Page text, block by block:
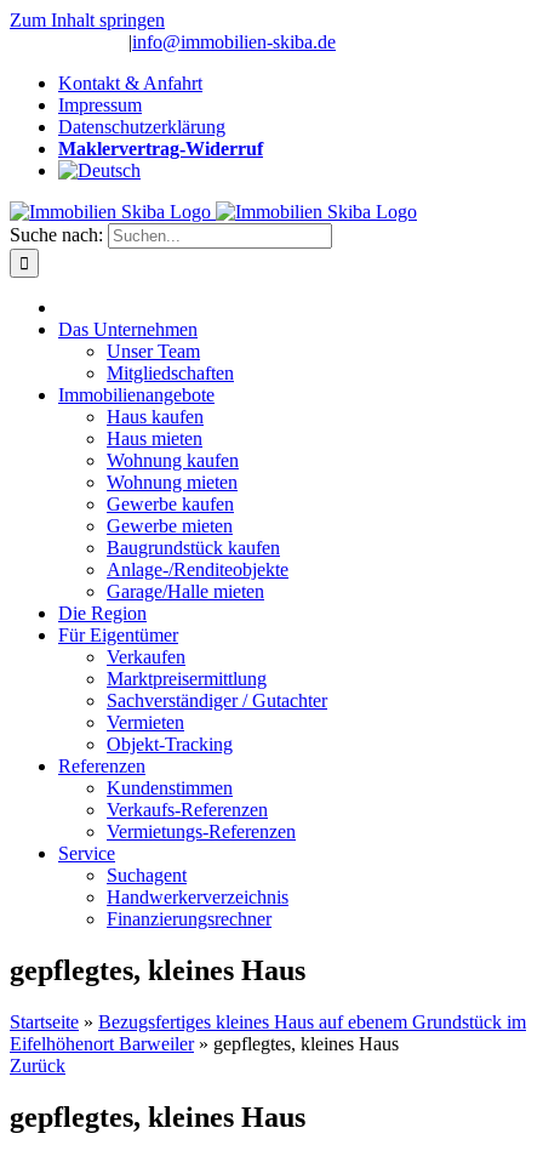
Zum Inhalt springen
|info@immobilien-skiba.de
Kontakt & Anfahrt
Impressum
Datenschutzerklärung
Maklervertrag-Widerruf
Suche nach:
Das Unternehmen
Unser Team
Mitgliedschaften
Immobilienangebote
Haus kaufen
Haus mieten
Wohnung kaufen
Wohnung mieten
Gewerbe kaufen
Gewerbe mieten
Baugrundstück kaufen
Anlage-/Renditeobjekte
Garage/Halle mieten
Die Region
Für Eigentümer
Verkaufen
Marktpreisermittlung
Sachverständiger / Gutachter
Vermieten
Objekt-Tracking
Referenzen
Kundenstimmen
Verkaufs-Referenzen
Vermietungs-Referenzen
Service
Suchagent
Handwerkerverzeichnis
Finanzierungsrechner
gepflegtes, kleines Haus
Startseite » Bezugsfertiges kleines Haus auf ebenem Grundstück im
Eifelhöhenort Barweiler» gepflegtes, kleines Haus
Zurück
gepflegtes, kleines Haus